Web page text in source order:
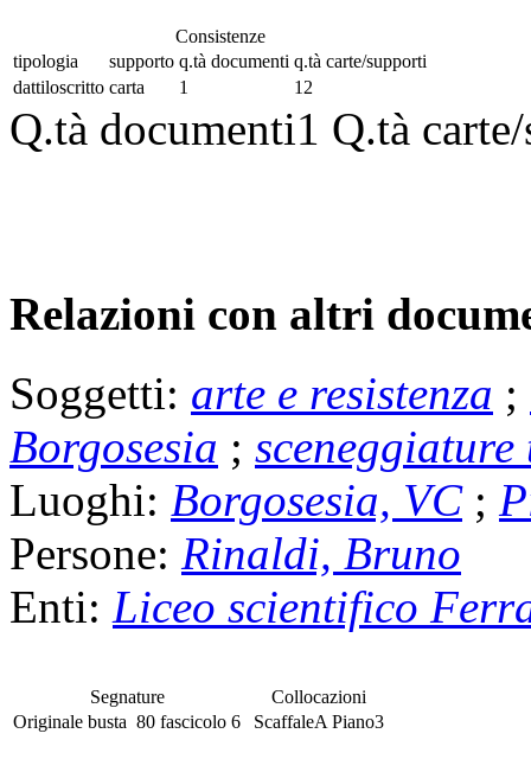
Consistenze
tipologia
supporto q.tà documenti q.tà carte/supporti
dattiloscritto carta 1 12
Q.tà documenti1 Q.tà
Relazioni con altri
Soggetti: arte e resistenza ;
Borgosesia ;
Luoghi: Borgosesia, VC;
Persone: Rinaldi, Bruno
Enti: Liceo scientifico
Segnature
Originale busta 80 fascicolo 6
Collocazioni
ScaffaleA Piano3